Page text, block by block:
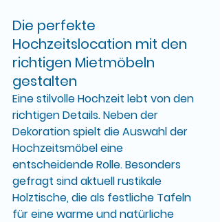
Die perfekte
Hochzeitslocation mit den
richtigen Mietmöbeln
gestalten
Eine stilvolle Hochzeit lebt von den
richtigen Details. Neben der
Dekoration spielt die Auswahl der
Hochzeitsmöbel eine
entscheidende Rolle. Besonders
gefragt sind aktuell rustikale
Holztische, die als festliche Tafeln
für eine warme und natürliche